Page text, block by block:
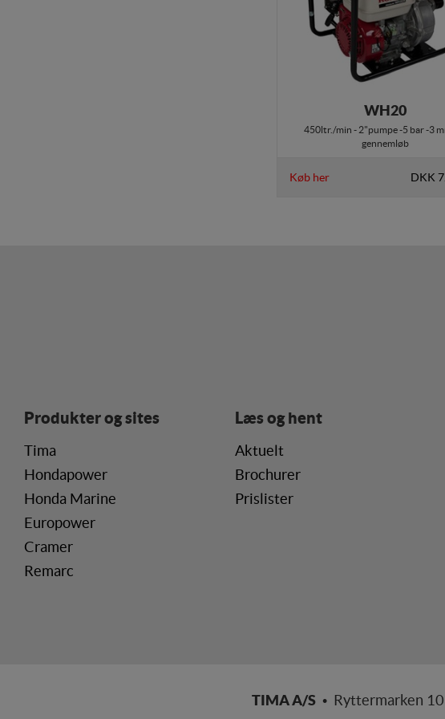
WH20
450ltr./min - 2"pumpe -5 bar -3
gennemløb
Køb her DKK
Produkter og sites
Tima
Hondapower
Honda Marine
Europower
Cramer
Remarc
Læs og hent
Aktuelt
Brochurer
Prislister
TIMA A/S • Ryttermarken